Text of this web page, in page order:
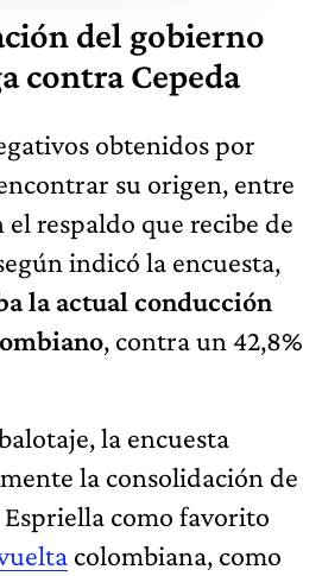
del gobierno
contra Cepeda
obtenidos por
su origen, entre
respaldo que recibe de
indicó la encuesta,
la actual conducción
, contra un 42,8%
la encuesta
la consolidación de
como favorito
colombiana, como